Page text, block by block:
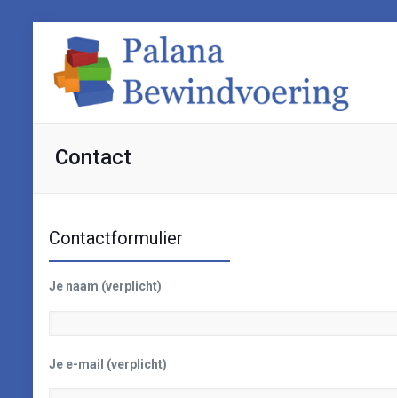
Contact
Contactformulier
Je naam (verplicht)
Je e-mail (verplicht)